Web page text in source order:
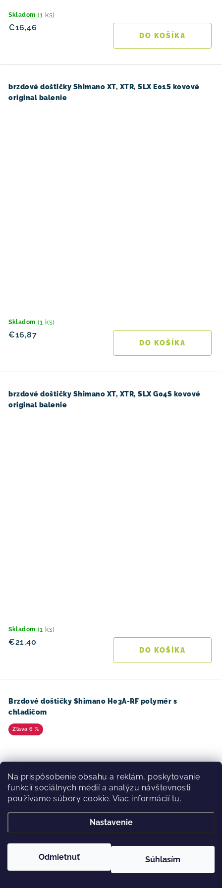
Na prispôsobenie obsahu a reklám, poskytovanie
funkcií sociálnych médií a analýzu návštevnosti
používame súbory cookie. Viac informácií tu.
Nastavenie
Odmietnuť Súhlasím
Skladom (1 ks)
€16,46
DO KOŠÍKA
brzdové doštičky Shimano XT, XTR, SLX E01S kovové
original balenie
Skladom (1 ks)
€16,87
DO KOŠÍKA
brzdové doštičky Shimano XT, XTR, SLX G04S kovové
original balenie
Skladom (1 ks)
€21,40
DO KOŠÍKA
Brzdové doštičky Shimano H03A-RF polymér s
chladičom
6 %